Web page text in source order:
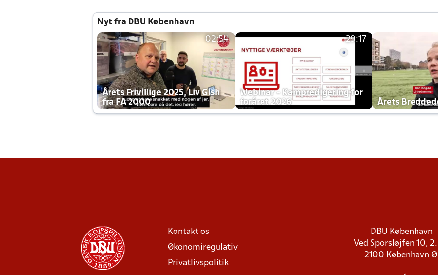
Nyt fra DBU København
02:54
Årets Frivillige 2025, Liv Gish
fra FA 2000
29:17
Webinar - Kampredigering for
foråret 2026
Årets
Kontakt os
Økonomiregulativ
Privatlivspolitik
DBU København
Ved Sporsløjfen 10, 2.
2100 København Ø